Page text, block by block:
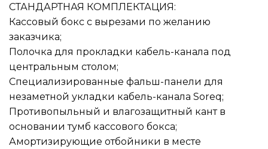
СТАНДАРТНАЯ КОМПЛЕКТАЦИЯ:
Кассовый бокс с вырезами по желанию
заказчика;
Полочка для прокладки кабель-канала под
центральным столом;
Специализированные фальш-панели для
незаметной укладки кабель-канала Soreq;
Противопыльный и влагозащитный кант в
основании тумб кассового бокса;
Амортизирующие отбойники в месте